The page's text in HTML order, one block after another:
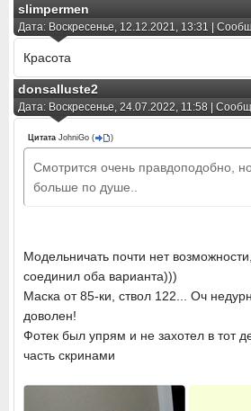
slimpermen
Дата: Воскресенье, 12.12.2021, 13:31 |
Красота
donsalluste2
Дата: Воскресенье, 24.07.2022, 11:58 |
Цитата JohniGo ( )
Смотрится очень правдоподобно,
больше по душе..
Модельничать почти нет
соединил оба варианта)))
Маска от 85-ки, ствол 122... Оч
доволен!
Фотек был упрям и не захотел в тот
часть скринами